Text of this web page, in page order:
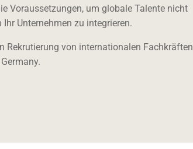
Voraussetzungen, um globale Talente nicht
Unternehmen zu integrieren.
Rekrutierung von internationalen Fachkräften